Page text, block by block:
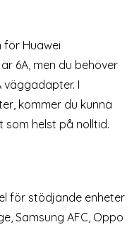
i Härdat Glas
Pack - Sony Xperia 10 III -
Skärmskydd i Härdat Glas
nr 19883
pris
kr tidigare pris
149 kr Köp
- Sony Xperia 10 III -
för Huawei
6A, men du behöver
väggadapter. I
kommer du kunna
som helst på nolltid.
för stödjande enheter
Samsung AFC, Oppo